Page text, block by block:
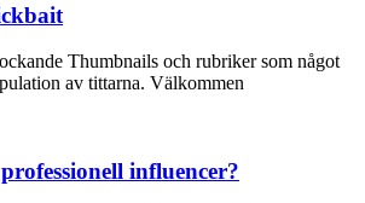
Thumbnails och rubriker som något
av tittarna. Välkommen
influencer?